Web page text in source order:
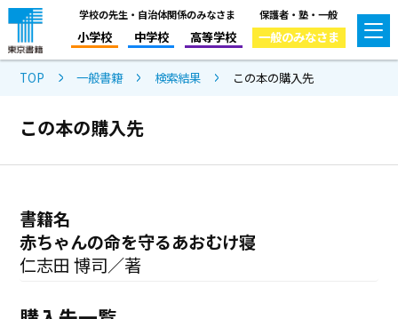
学校の先生・自治体関係のみなさま
小学校 中学校 高等学校
保護者・塾・一般
一般のみなさま
TOP 一般書籍 検索結果 この本の購入先
この本の購入先
書籍名
赤ちゃんの命を守るあおむけ寝
仁志田 博司／著